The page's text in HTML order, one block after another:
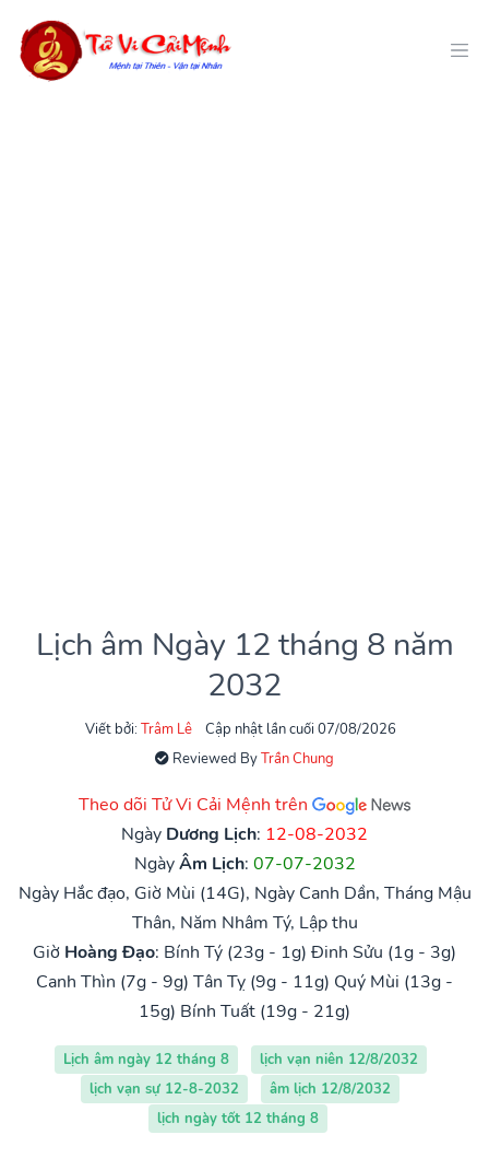
Lịch âm Ngày 12 tháng 8 năm
2032
Viết bởi: Trâm Lê
Cập nhật lần cuối 07/08/2026
Reviewed ByTrần Chung
Theo dõi Tử Vi Cải Mệnh trên
Ngày Dương Lịch: 12-08-2032
NgàyÂm Lịch: 07-07-2032
Ngày Hắc đạo, Giờ Mùi (14G), Ngày Canh Dần, Tháng Mậu
Thân, Năm Nhâm Tý, Lập thu
Giờ Hoàng Đạo: Bính Tý (23g - 1g) Đinh Sửu (1g - 3g)
Canh Thìn (7g - 9g) Tân Tỵ (9g - 11g) Quý Mùi (13g -
15g) Bính Tuất (19g - 21g)
Lịch âm ngày 12 tháng 8
lịch vạn niên 12/8/2032
lịch vạn sự 12-8-2032
âm lịch 12/8/2032
lịch ngày tốt 12 tháng 8